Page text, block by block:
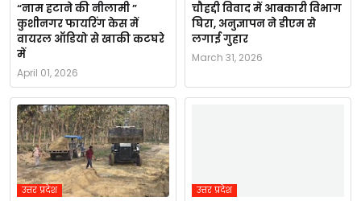
“नाम हटाने की नीलामी ”
कुशीनगर फायरिंग केस में
वायरल ऑडियो से खाकी कटघरे
में
April 01, 2026
चौहद्दी विवाद में आबकारी विभाग
घिरा, अनुज्ञापन ने डीएम से
लगाई गुहार
March 31, 2026
उत्तर प्रदेश उत्तर प्रदेश